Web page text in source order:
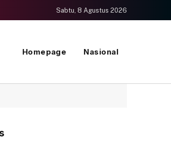
Sabtu, 8 Agustus 2026
Homepage Nasional